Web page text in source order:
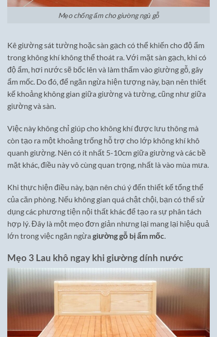
Mẹo chống ẩm cho giường ngủ gỗ
Kê giường sát tường hoặc sàn gạch có thể khiến cho độ ẩm
trong không khí không thể thoát ra. Với mặt sàn gạch, khi có
độ ẩm, hơi nước sẽ bốc lên và làm thấm vào giường gỗ, gây
ẩm mốc. Do đó, để ngăn ngừa hiện tượng này, bạn nên thiết
kế khoảng không gian giữa giường và tường, cũng như giữa
giường và sàn.
Việc này không chỉ giúp cho không khí được lưu thông mà
còn tạo ra một khoảng trống hỗ trợ cho lớp không khí khô
quanh giường. Nên có ít nhất 5-10cm giữa giường và các bề
mặt khác, điều này vô cùng quan trọng, nhất là vào mùa mưa.
Khi thực hiện điều này, bạn nên chú ý đến thiết kế tổng thể
của căn phòng. Nếu không gian quá chật chội, bạn có thể sử
dụng các phương tiện nội thất khác để tạo ra sự phân tách
hợp lý. Đây là một mẹo đơn giản nhưng lại mang lại hiệu quả
lớn trong việc ngăn ngừa giường gỗ bị ẩm mốc.
Mẹo 3 Lau khô ngay khi giường dính nước